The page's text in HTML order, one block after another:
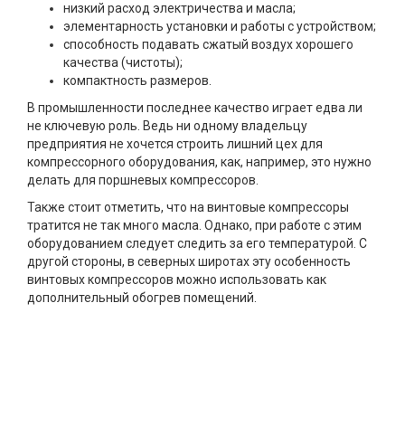
низкий расход электричества и масла;
элементарность установки и работы с устройством;
способность подавать сжатый воздух хорошего
качества (чистоты);
компактность размеров.
В промышленности последнее качество играет едва ли
не ключевую роль. Ведь ни одному владельцу
предприятия не хочется строить лишний цех для
компрессорного оборудования, как, например, это нужно
делать для поршневых компрессоров.
Также стоит отметить, что на винтовые компрессоры
тратится не так много масла. Однако, при работе с этим
оборудованием следует следить за его температурой. С
другой стороны, в северных широтах эту особенность
винтовых компрессоров можно использовать как
дополнительный обогрев помещений.